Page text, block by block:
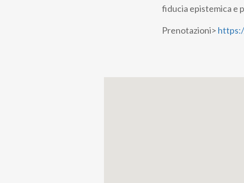
fiducia epistemica e
Prenotazioni>